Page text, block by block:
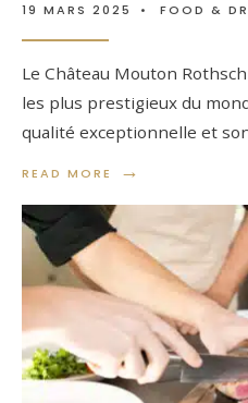
19 MARS 2025 • FOOD &
Le Château Mouton
les plus prestigieux du
qualité exceptionnelle et
READ MORE →